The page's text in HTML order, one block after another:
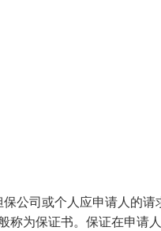
公司或个人应申请人的请
称为保证书。保证在申请